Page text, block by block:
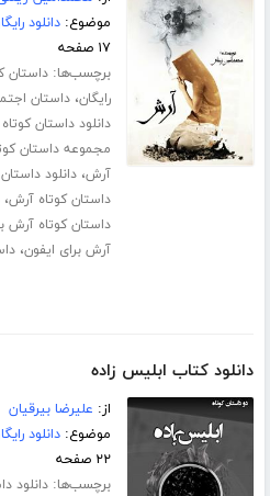
موضوع:دانلود
۱۷ صفحه
برچسب‌ها:داستان
رایگان،داستان
دانلود داستان
مجموعه داستان
آرش،دانلود
داستان کوتاه آرش،
داستان کوتاه آرش
آرش برای ایفون،
دانلود کتاب ابلیس زاده
از: علیرضا بیرقیان
موضوع:دانلود
۲۲ صفحه
برچسب‌ها:دانلود